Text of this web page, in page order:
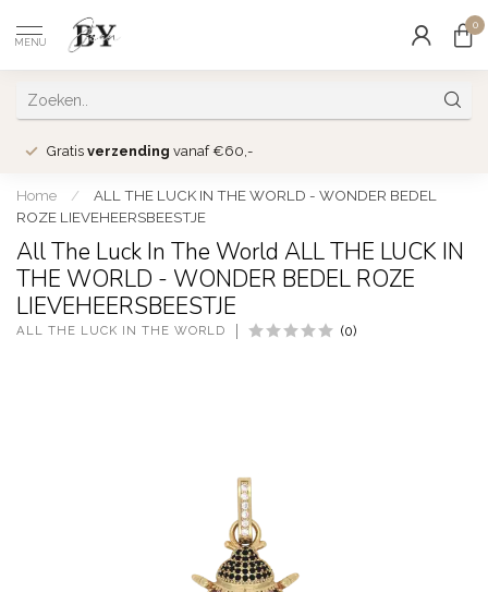
MENU
0
Gratis verzending vanaf €60,-
Home /
ALL THE LUCK IN THE WORLD - WONDER BEDEL
ROZE LIEVEHEERSBEESTJE
All The Luck In The World ALL THE LUCK IN
THE WORLD - WONDER BEDEL ROZE
LIEVEHEERSBEESTJE
ALL THE LUCK IN THE WORLD (0)